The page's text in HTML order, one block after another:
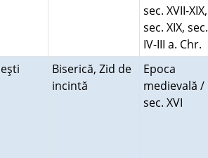
sec. XVII-XIX,
sec. XIX, sec.
IV-III a. Chr.
Biserică, Zid de
incintă
Epoca
medievală /
sec. XVI